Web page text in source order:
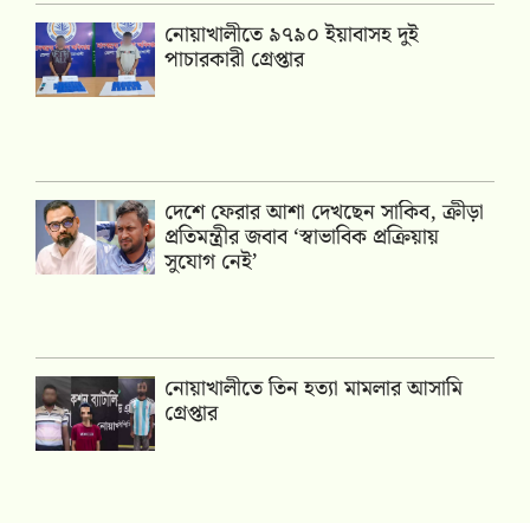
নোয়াখালীতে ৯৭৯০ ইয়াবাসহ দুই
পাচারকারী গ্রেপ্তার
দেশে ফেরার আশা দেখছেন সাকিব, ক্রীড়া
প্রতিমন্ত্রীর জবাব ‘স্বাভাবিক প্রক্রিয়ায়
সুযোগ নেই’
নোয়াখালীতে তিন হত্যা মামলার আসামি
গ্রেপ্তার